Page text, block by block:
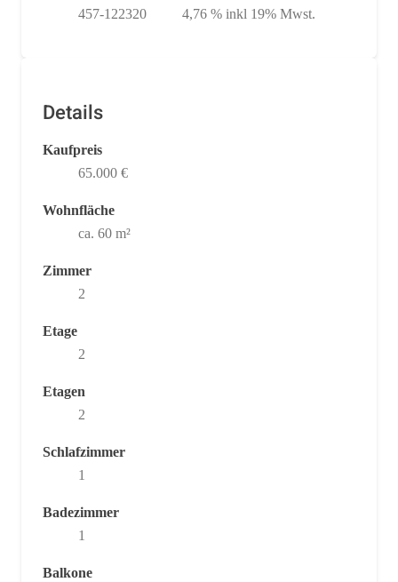
457-122320
4,76 % inkl 19% Mwst.
Details
Kaufpreis
65.000 €
Wohnfläche
ca. 60 m²
Zimmer
2
Etage
2
Etagen
2
Schlafzimmer
1
Badezimmer
1
Balkone